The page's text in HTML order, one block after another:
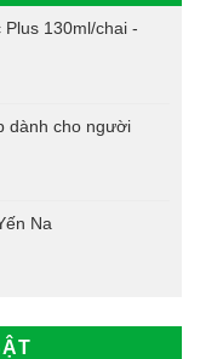
130ml/chai -
dành cho người
Na